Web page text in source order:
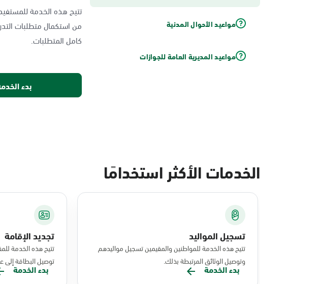
مواعيد الأحوال المدنية
مواعيد المديرية العامة للجوازات
تتيح هذه الخدمة
من استكمال متطلبات
كامل المتطلبات.
بدء
الخدمات الأكثر استخدامًا
تسجيل المواليد
تتيح هذه الخدمة للمواطنين والمقيمين تسجيل مواليدهم
وتوصيل الوثائق المرتبطة بذلك.
بدء الخدمة
تجديد الإقامة
تتيح هذه الخدمة
توصيل البطاقة إلى
بدء الخدمة